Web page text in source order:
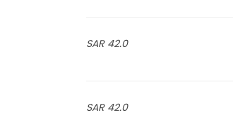
42.0 SAR
42.0 SAR